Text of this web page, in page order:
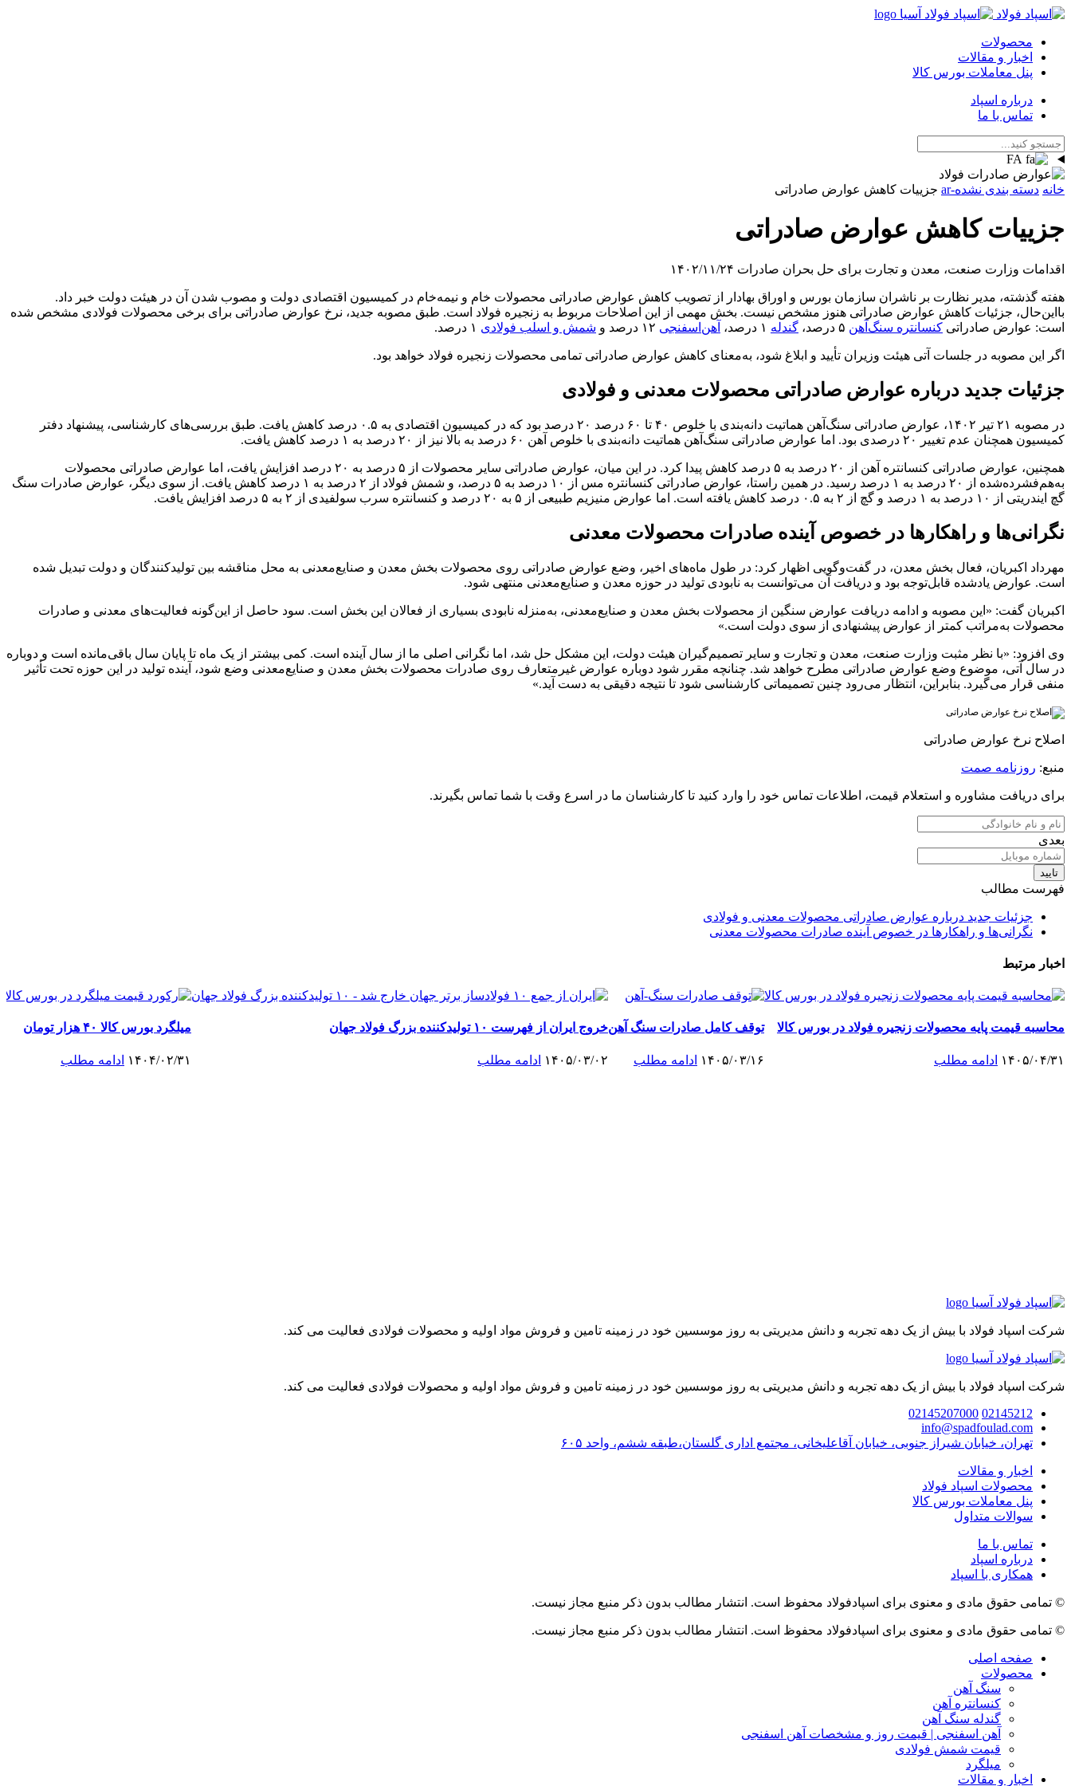
محصولات
اخبار و مقالات
پنل معاملات بورس کالا
درباره اسپاد
تماس با ما
FA
خانه دسته بندی نشده-ar جزییات کاهش عوارض صادراتی
جزییات کاهش عوارض صادراتی
اقدامات وزارت صنعت، معدن و تجارت برای حل بحران صادرات ۱۴۰۲/۱۱/۲۴
هفته گذشته، مدیر نظارت بر ناشران سازمان بورس و اوراق بهادار از تصویب کاهش عوارض صادراتی محصولات خام و نیمه‌خام در کمیسیون اقتصادی دولت و مصوب شدن آن در هیئت دولت خبر داد.
بااین‌حال، جزئیات کاهش عوارض صادراتی هنوز مشخص نیست. بخش مهمی از این اصلاحات مربوط به زنجیره فولاد است. طبق مصوبه جدید، نرخ عوارض صادراتی برای برخی محصولات فولادی مشخص شده
است: عوارض صادراتی کنسانتره سنگ‌آهن گندله آهن‌اسفنجی شمش و اسلب فولادی
اگر این مصوبه در جلسات آتی هیئت وزیران تأیید و ابلاغ شود، به‌معنای کاهش عوارض صادراتی تمامی محصولات زنجیره فولاد خواهد بود.
جزئیات جدید درباره عوارض صادراتی محصولات معدنی و فولادی
در مصوبه ۲۱ تیر ۱۴۰۲، عوارض صادراتی سنگ‌آهن هماتیت دانه‌بندی با خلوص ۴۰ تا ۶۰ درصد ۲۰ درصد بود که در کمیسیون اقتصادی به ۰.۵ درصد کاهش یافت. طبق بررسی‌های کارشناسی، پیشنهاد دفتر
کمیسیون همچنان عدم تغییر ۲۰ درصدی بود. اما عوارض صادراتی سنگ‌آهن هماتیت دانه‌بندی با خلوص آهن ۶۰ درصد به بالا نیز از ۲۰ درصد به ۱ درصد کاهش یافت.
همچنین، عوارض صادراتی کنسانتره آهن از ۲۰ درصد به ۵ درصد کاهش پیدا کرد. در این میان، عوارض صادراتی سایر محصولات از ۵ درصد به ۲۰ درصد افزایش یافت، اما عوارض صادراتی محصولات
به‌هم‌فشرده‌شده از ۲۰ درصد به ۱ درصد رسید. در همین راستا، عوارض صادراتی کنسانتره مس از ۱۰ درصد به ۵ درصد، و شمش فولاد از ۲ درصد به ۱ درصد کاهش یافت. از سوی دیگر، عوارض صادرات سنگ
گچ ایندریتی از ۱۰ درصد به ۱ درصد و گچ از ۲ به ۰.۵ درصد کاهش یافته است. اما عوارض منیزیم طبیعی از ۵ به ۲۰ درصد و کنسانتره سرب سولفیدی از ۲ به ۵ درصد افزایش یافت.
نگرانی‌ها و راهکارها در خصوص آینده صادرات محصولات معدنی
مهرداد اکبریان، فعال بخش معدن، در گفت‌وگویی اظهار کرد: در طول ماه‌های اخیر، وضع عوارض صادراتی روی محصولات بخش معدن و صنایع‌معدنی به محل مناقشه بین تولیدکنندگان و دولت تبدیل شده
است. عوارض یادشده قابل‌توجه بود و دریافت آن می‌توانست به نابودی تولید در حوزه معدن و صنایع‌معدنی منتهی شود.
اکبریان گفت: «این مصوبه و ادامه دریافت عوارض سنگین از محصولات بخش معدن و صنایع‌معدنی، به‌منزله نابودی بسیاری از فعالان این بخش است. سود حاصل از این‌گونه فعالیت‌های معدنی و صادرات
محصولات به‌مراتب کمتر از عوارض پیشنهادی از سوی دولت است.»
وی افزود: «با نظر مثبت وزارت صنعت، معدن و تجارت و سایر تصمیم‌گیران هیئت دولت، این مشکل حل شد، اما نگرانی اصلی ما از سال آینده است. کمی بیشتر از یک ماه تا پایان سال باقی‌مانده است و دوباره
در سال آتی، موضوع وضع عوارض صادراتی مطرح خواهد شد. چنانچه مقرر شود دوباره عوارض غیرمتعارف روی صادرات محصولات بخش معدن و صنایع‌معدنی وضع شود، آینده تولید در این حوزه تحت تأثیر
منفی قرار می‌گیرد. بنابراین، انتظار می‌رود چنین تصمیماتی کارشناسی شود تا نتیجه دقیقی به دست آید.»
اصلاح نرخ عوارض صادراتی
منبع: روزنامه صمت
برای دریافت مشاوره و استعلام قیمت، اطلاعات تماس خود را وارد کنید تا کارشناسان ما در اسرع وقت با شما تماس بگیرند.
بعدی
تایید
فهرست مطالب
جزئیات جدید درباره عوارض صادراتی محصولات معدنی و فولادی
نگرانی‌ها و راهکارها در خصوص آینده صادرات محصولات معدنی
اخبار مرتبط
محاسبه قیمت پایه محصولات زنجیره فولاد در بورس کالا
۱۴۰۵/۰۴/۳۱ ادامه مطلب
توقف کامل صادرات سنگ آهن
۱۴۰۵/۰۳/۱۶ ادامه مطلب
خروج ایران از فهرست ۱۰ تولیدکننده بزرگ فولاد جهان
۱۴۰۵/۰۳/۰۲ ادامه مطلب
میلگرد بورس کالا ۴۰ هزار تومان
۱۴۰۴/۰۲/۳۱ ادامه مطلب
شرکت اسپاد فولاد با بیش از یک دهه تجربه و دانش مدیریتی به روز موسسین خود در زمینه تامین و فروش مواد اولیه و محصولات فولادی فعالیت می کند.
شرکت اسپاد فولاد با بیش از یک دهه تجربه و دانش مدیریتی به روز موسسین خود در زمینه تامین و فروش مواد اولیه و محصولات فولادی فعالیت می کند.
02145212
02145207000
info@spadfoulad.com
تهران، خیابان شیراز جنوبی، خیابان آقاعلیخانی، مجتمع اداری گلستان،طبقه ششم، واحد ۶۰۵
اخبار و مقالات
محصولات اسپاد فولاد
پنل معاملات بورس کالا
سوالات متداول
تماس با ما
درباره اسپاد
همکاری با اسپاد
© تمامی حقوق مادی و معنوی برای اسپادفولاد محفوظ است. انتشار مطالب بدون ذکر منبع مجاز نیست.
© تمامی حقوق مادی و معنوی برای اسپادفولاد محفوظ است. انتشار مطالب بدون ذکر منبع مجاز نیست.
صفحه اصلی
محصولات
سنگ آهن
کنسانتره آهن
گندله سنگ آهن
آهن اسفنجی | قیمت روز و مشخصات آهن اسفنجی
قیمت شمش فولادی
میلگرد
اخبار و مقالات